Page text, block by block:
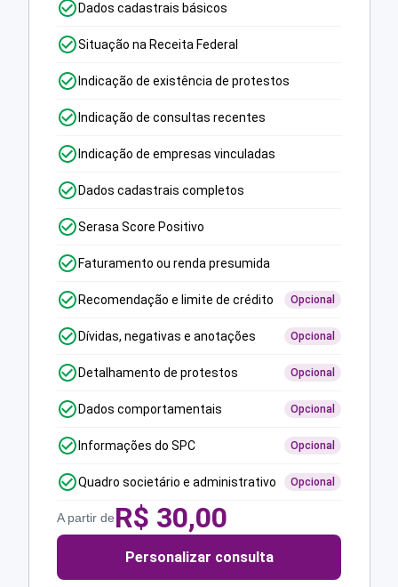
Dados cadastrais básicos
Situação na Receita Federal
Indicação de existência de protestos
Indicação de consultas recentes
Indicação de empresas vinculadas
Dados cadastrais completos
Serasa Score Positivo
Faturamento ou renda presumida
Recomendação e limite de crédito Opcional
Dívidas, negativas e anotações Opcional
Detalhamento de protestos Opcional
Dados comportamentais Opcional
Informações do SPC Opcional
Quadro societário e administrativo Opcional
A partir deR$ 30,00
Personalizar consulta